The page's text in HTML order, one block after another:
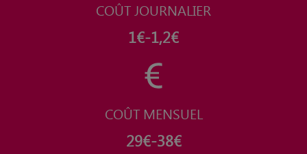
COÛT JOURNALIER
1€-1,2€
COÛT MENSUEL
29€-38€